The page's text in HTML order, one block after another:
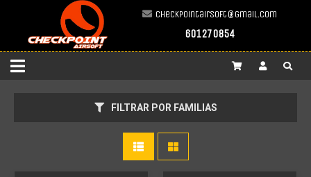
checkpointairsoft@gmail.com
601270854
FILTRAR POR FAMILIAS